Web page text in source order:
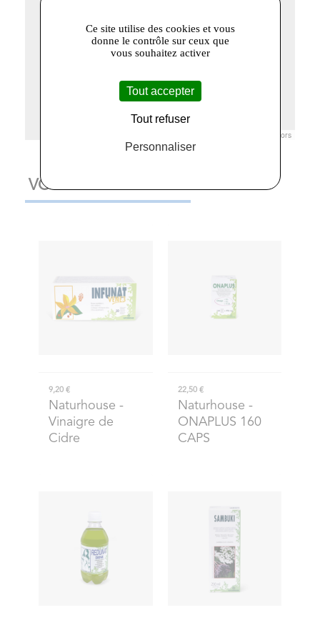
contributors
VOUS AIMEREZ AUSSI
9,20 €
Naturhouse -
Vinaigre de
Cidre
22,50 €
Naturhouse -
ONAPLUS 160
CAPS
Ce site utilise des cookies et vous
donne le contrôle sur ceux que
vous souhaitez activer
Tout accepter
Tout refuser
Personnaliser